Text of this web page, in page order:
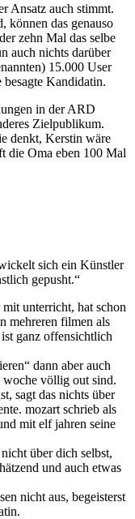
Ansatz auch stimmt.
können das genauso
zehn Mal das selbe
auch nichts darüber
15.000 User
Kandidatin.
in der ARD
Zielpublikum.
denkt, Kerstin wäre
die Oma eben 100 Mal
sich ein Künstler
gepusht.“
unterricht, hat schon
mehreren filmen als
ganz offensichtlich
dann aber auch
woche völlig out sind.
sagt das nichts über
mozart schrieb als
mit elf jahren seine
über dich selbst,
und auch etwas
nicht aus, begeisterst